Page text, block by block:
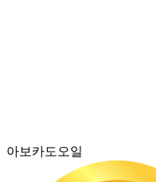
아보카도오일